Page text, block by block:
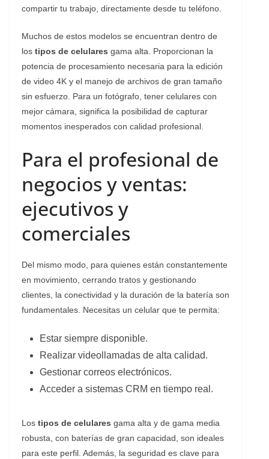
compartir tu trabajo, directamente desde tu teléfono.
Muchos de estos modelos se encuentran dentro de
los tipos de celulares gama alta. Proporcionan la
potencia de procesamiento necesaria para la edición
de video 4K y el manejo de archivos de gran tamaño
sin esfuerzo. Para un fotógrafo, tener celulares con
mejor cámara, significa la posibilidad de capturar
momentos inesperados con calidad profesional.
Para el profesional de
negocios y ventas:
ejecutivos y
comerciales
Del mismo modo, para quienes están constantemente
en movimiento, cerrando tratos y gestionando
clientes, la conectividad y la duración de la batería son
fundamentales. Necesitas un celular que te permita:
Estar siempre disponible.
Realizar videollamadas de alta calidad.
Gestionar correos electrónicos.
Acceder a sistemas CRM en tiempo real.
Los tipos de celulares gama alta y de gama media
robusta, con baterías de gran capacidad, son ideales
para este perfil. Además, la seguridad es clave para